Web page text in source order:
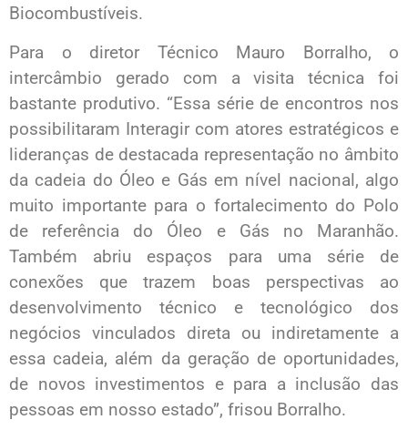
Biocombustíveis.
Para o diretor Técnico Mauro Borralho, o
intercâmbio gerado com a visita técnica foi
bastante produtivo. “Essa série de encontros nos
possibilitaram Interagir com atores estratégicos e
lideranças de destacada representação no âmbito
da cadeia do Óleo e Gás em nível nacional, algo
muito importante para o fortalecimento do Polo
de referência do Óleo e Gás no Maranhão.
Também abriu espaços para uma série de
conexões que trazem boas perspectivas ao
desenvolvimento técnico e tecnológico dos
negócios vinculados direta ou indiretamente a
essa cadeia, além da geração de oportunidades,
de novos investimentos e para a inclusão das
pessoas em nosso estado”, frisou Borralho.